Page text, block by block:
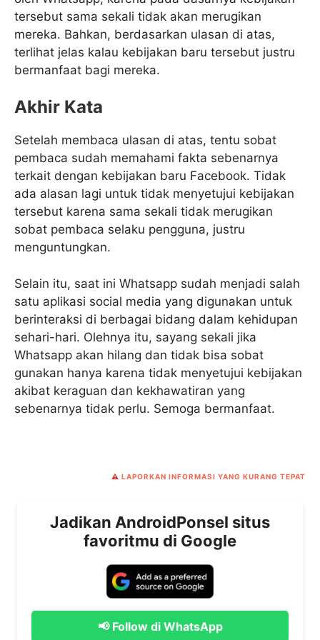
tersebut sama sekali tidak akan merugikan
mereka. Bahkan, berdasarkan ulasan di atas,
terlihat jelas kalau kebijakan baru tersebut justru
bermanfaat bagi mereka.
Akhir Kata
Setelah membaca ulasan di atas, tentu sobat
pembaca sudah memahami fakta sebenarnya
terkait dengan kebijakan baru Facebook. Tidak
ada alasan lagi untuk tidak menyetujui kebijakan
tersebut karena sama sekali tidak merugikan
sobat pembaca selaku pengguna, justru
menguntungkan.
Selain itu, saat ini Whatsapp sudah menjadi salah
satu aplikasi social media yang digunakan untuk
berinteraksi di berbagai bidang dalam kehidupan
sehari-hari. Olehnya itu, sayang sekali jika
Whatsapp akan hilang dan tidak bisa sobat
gunakan hanya karena tidak menyetujui kebijakan
akibat keraguan dan kekhawatiran yang
sebenarnya tidak perlu. Semoga bermanfaat.
⚠️ LAPORKAN INFORMASI YANG KURANG TEPAT
Jadikan AndroidPonsel situs
favoritmu di Google
📢 Follow di WhatsApp